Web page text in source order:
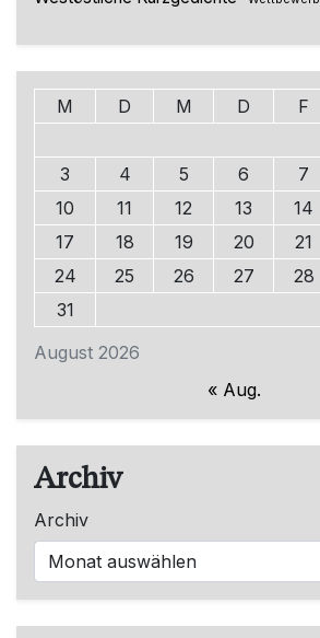
August 2026
M D M D F
3
4 5 6 7
10
11 12 13 14
17
18 19 20 21
24
25 26 27 28
31
« Aug.
Archiv
Archiv